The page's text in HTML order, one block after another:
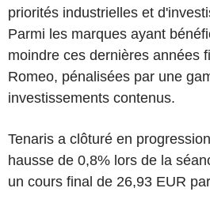
priorités industrielles et
Parmi les marques ayant
moindre ces dernières années
Romeo, pénalisées par une
investissements contenus.
Tenaris a clôturé en
hausse de 0,8% lors de la
un cours final de 26,93 EUR